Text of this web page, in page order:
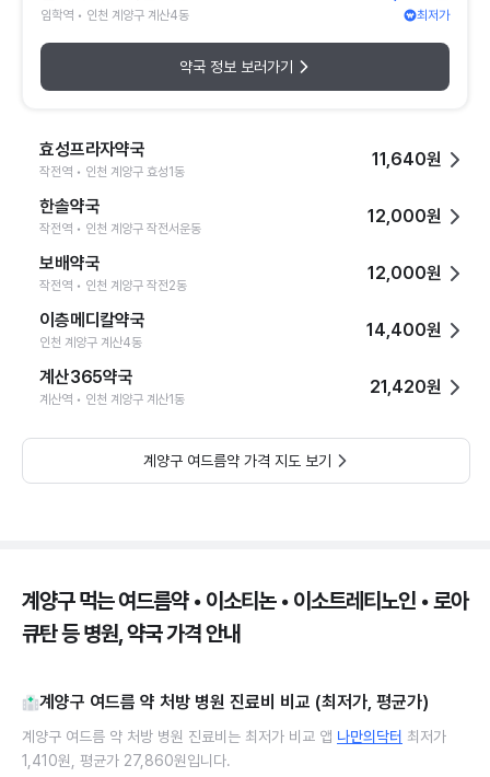
임학역 • 인천 계양구 계산4동 최저가
약국 정보 보러가기
효성프라자약국
작전역 • 인천 계양구 효성1동
11,640원
한솔약국
작전역 • 인천 계양구 작전서운동
12,000원
보배약국
작전역 • 인천 계양구 작전2동
12,000원
이층메디칼약국
인천 계양구 계산4동
14,400원
계산365약국
계산역 • 인천 계양구 계산1동
21,420원
계양구 여드름약 가격 지도 보기
계양구 먹는 여드름약 • 이소티논 • 이소트레티노인 • 로아
큐탄 등 병원, 약국 가격 안내
계양구 여드름 약 처방 병원 진료비 비교 (최저가, 평균가)
계양구 여드름 약 처방 병원 진료비는 최저가 비교 앱 나만의닥터 최저가
1,410원, 평균가 27,860원입니다.